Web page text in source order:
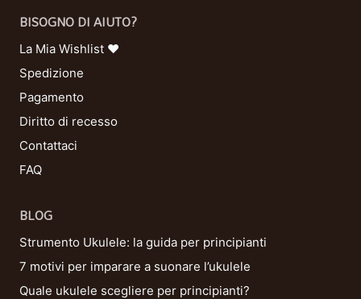
BISOGNO DI AIUTO?
La Mia Wishlist ❤
Spedizione
Pagamento
Diritto di recesso
Contattaci
FAQ
BLOG
Strumento Ukulele: la guida per principianti
7 motivi per imparare a suonare l’ukulele
Quale ukulele scegliere per principianti?